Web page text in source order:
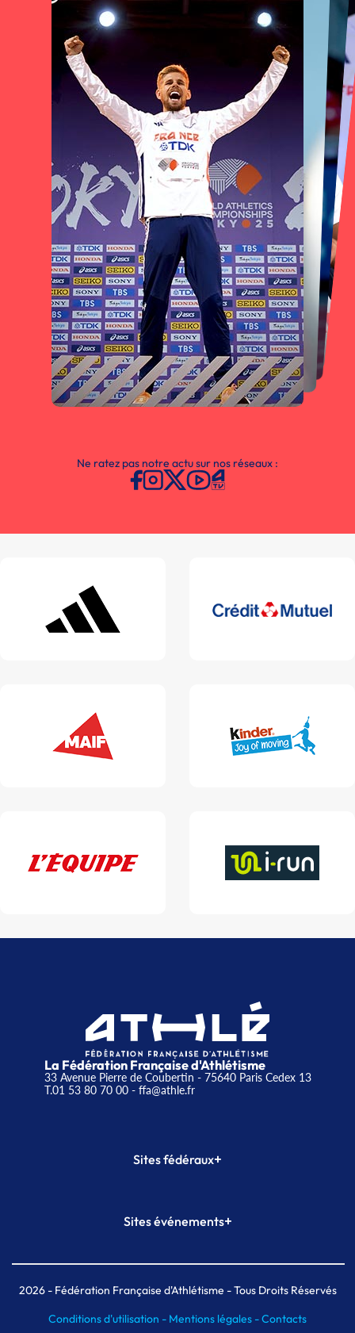
Ne ratez pas notre actu sur nos réseaux :
La Fédération Française d'Athlétisme
33 Avenue Pierre de Coubertin - 75640 Paris Cedex 13
T.01 53 80 70 00- ffa@athle.fr
Sites fédéraux+
Plateforme Formation
Sites événements+
Meeting de Paris indoor
MAIF Ekiden de Paris
2026- Fédération Française d'Athlétisme - Tous Droits Réservés
Conditions d'utilisation - Mentions légales -Contacts